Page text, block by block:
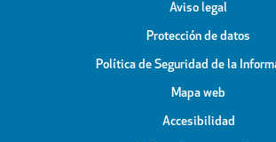
Aviso legal
Protección de datos
Política de Seguridad de la
Mapa web
Accesibilidad